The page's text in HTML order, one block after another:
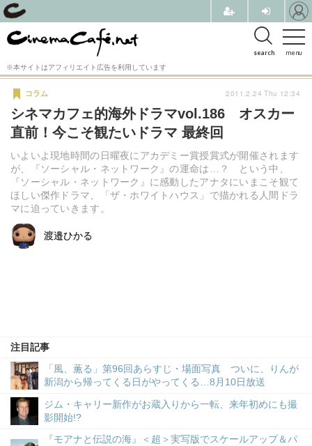
menu
search
※本サイトはアフィリエイト広告を利用しています
シネマカフェ的海外ドラマvol.186 オスカー
直前！今こそ観たいドラマ 最終回
いよいよ現地時間の日曜夜にアカデミー賞授賞式が開催されます
が、『ソーシャル・ネットワーク』の運命は…？ という中、
『ソーシャル・ネットワーク』に感動したアナタにいまこそ観て
ほしい傑作ドラマ、「ザ・ホワイトハウス」で描かれる人間ドラ
マに迫っていきます。
コラム
渡邉ひかる
渡邉ひかる
注目記事
「風、薫る」第96回あらすじ・場面写真 ついに、りんが
新潟から帰ってくる日がやってくる…8月10日放送
ジム・キャリー新作がお蔵入りから一転、来年初めにも撮
影開始!?
『モアナと伝説の海』＜超＞実写版でスケールアップ＆パ
2011.2.24 Thu 12:34